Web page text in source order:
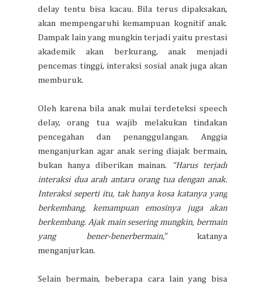
delay tentu bisa kacau. Bila terus dipaksakan,
akan mempengaruhi kemampuan kognitif anak.
Dampak lain yang mungkin terjadi yaitu prestasi
akademik akan berkurang, anak menjadi
pencemas tinggi, interaksi sosial anak juga akan
memburuk.
Oleh karena bila anak mulai terdeteksi speech
delay, orang tua wajib melakukan tindakan
pencegahan dan penanggulangan. Anggia
menganjurkan agar anak sering diajak bermain,
bukan hanya diberikan mainan.
“Harus terjadi
interaksi dua arah antara orang tua dengan anak.
Interaksi seperti itu, tak hanya kosa katanya yang
berkembang, kemampuan emosinya juga akan
berkembang. Ajak main sesering mungkin, bermain
yang bener-benerbermain,” katanya
menganjurkan.
Selain bermain, beberapa cara lain yang bisa